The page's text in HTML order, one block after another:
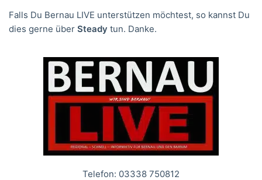
Falls Du Bernau LIVE unterstützen möchtest, so kannst Du
dies gerne über Steady tun. Danke.
Telefon: 03338 750812